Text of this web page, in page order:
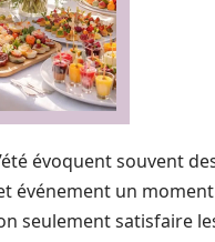
évoquent souvent
événement un
seulement satisfaire